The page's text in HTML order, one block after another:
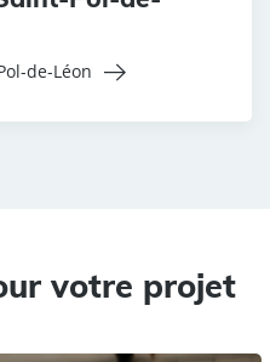
de-Léon
votre projet